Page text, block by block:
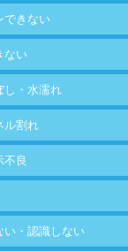
できない
ない
し・水濡れ
ル割れ
不良
い・認識しない